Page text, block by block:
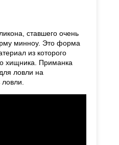
ставшего очень
минноу. Это форма
из которого
хищника. Приманка
ловли на